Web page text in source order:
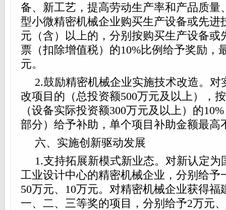
备、新工艺，提高劳动生产率和产品质量
型小微精密机械企业购买生产设备或先进
元（含）以上的，分别按购买生产设备或
票（扣除增值税）的10%比例给予奖励，
元。
2.鼓励精密机械企业实施技术改造。对
改项目的（总投资额500万元及以上），
（设备实际投资额300万元及以上）的
部分）给予补助，单个项目补助金额最高
六、实施创新驱动发展
1.支持拓展新模式新业态。对新认定
工业设计中心的精密机械企业，分别给予
50万元、10万元。对精密机械企业获得福
一、二、三等奖的项目，分别给予2万元